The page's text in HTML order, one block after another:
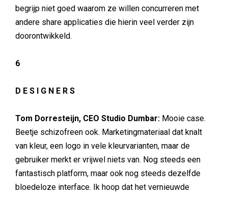
begrijp niet goed waarom ze willen concurreren met
andere share applicaties die hierin veel verder zijn
doorontwikkeld.
6
D E S I G N E R S
Tom Dorresteijn, CEO Studio Dumbar: Mooie case.
Beetje schizofreen ook. Marketingmateriaal dat knalt
van kleur, een logo in vele kleurvarianten, maar de
gebruiker merkt er vrijwel niets van. Nog steeds een
fantastisch platform, maar ook nog steeds dezelfde
bloedeloze interface. Ik hoop dat het vernieuwde